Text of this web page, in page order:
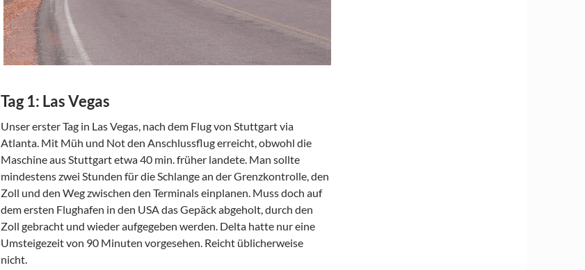
Tag 1: Las Vegas
Unser erster Tag in Las Vegas, nach dem Flug von Stuttgart via
Atlanta. Mit Müh und Not den Anschlussflug erreicht, obwohl die
Maschine aus Stuttgart etwa 40 min. früher landete. Man sollte
mindestens zwei Stunden für die Schlange an der Grenzkontrolle, den
Zoll und den Weg zwischen den Terminals einplanen. Muss doch auf
dem ersten Flughafen in den USA das Gepäck abgeholt, durch den
Zoll gebracht und wieder aufgegeben werden. Delta hatte nur eine
Umsteigezeit von 90 Minuten vorgesehen. Reicht üblicherweise
nicht.